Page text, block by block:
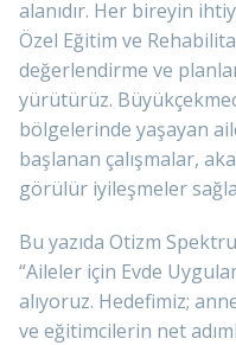
alanıdır. Her bireyin
Özel Eğitim ve
değerlendirme ve
yürütürüz.
bölgelerinde yaşayan
başlanan çalışmalar,
görülür iyileşmeler
Bu yazıda Otizm
“Aileler için Evde
alıyoruz. Hedefimiz;
ve eğitimcilerin net